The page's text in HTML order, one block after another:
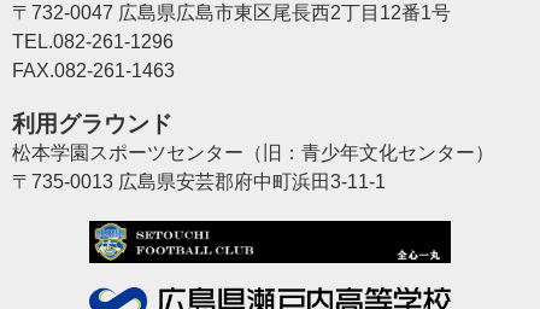
〒732-0047 広島県広島市東区尾長西2丁目12番1号
TEL.082-261-1296
FAX.082-261-1463
利用グラウンド
松本学園スポーツセンター（旧：青少年文化センター）
〒735-0013 広島県安芸郡府中町浜田3-11-1